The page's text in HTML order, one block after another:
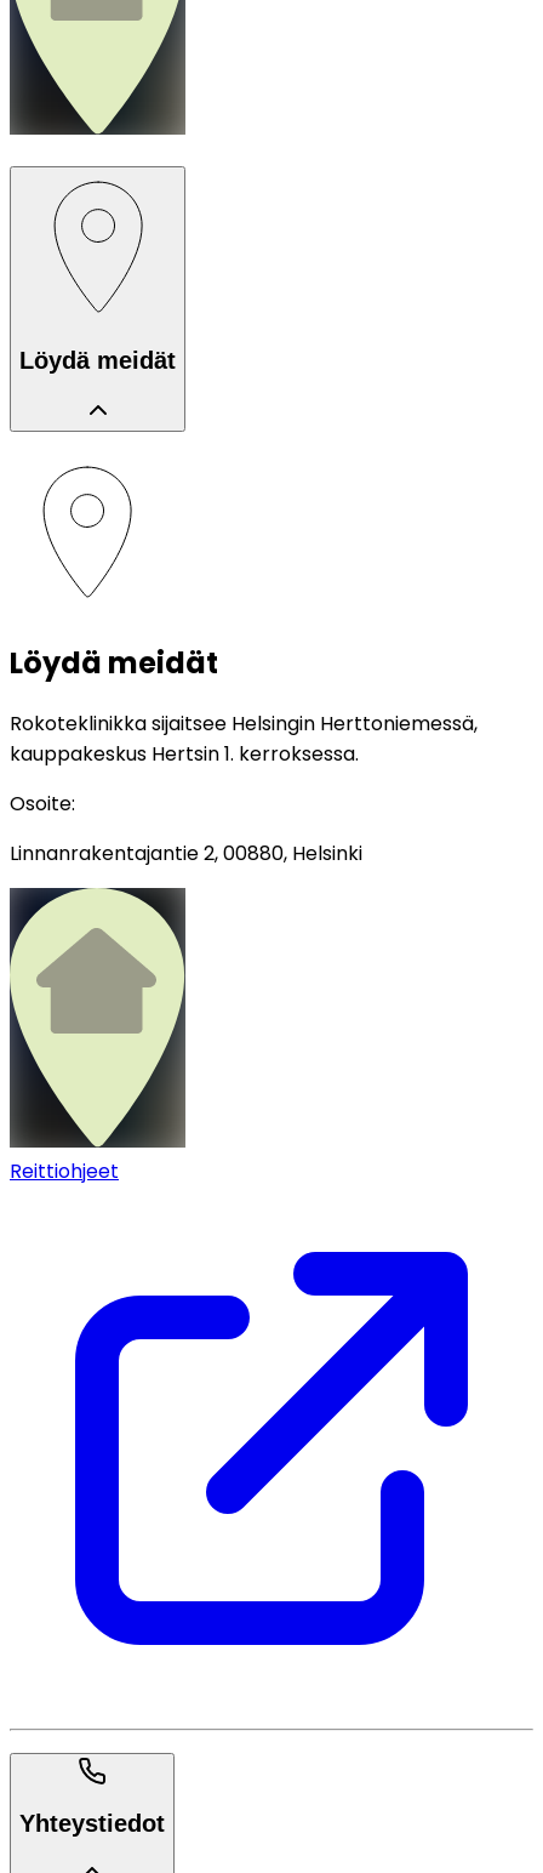
Löydä meidät
Löydä meidät
Rokoteklinikka sijaitsee Helsingin Herttoniemessä,
kauppakeskus Hertsin 1. kerroksessa.
Osoite:
Linnanrakentajantie 2, 00880, Helsinki
Reittiohjeet
Yhteystiedot